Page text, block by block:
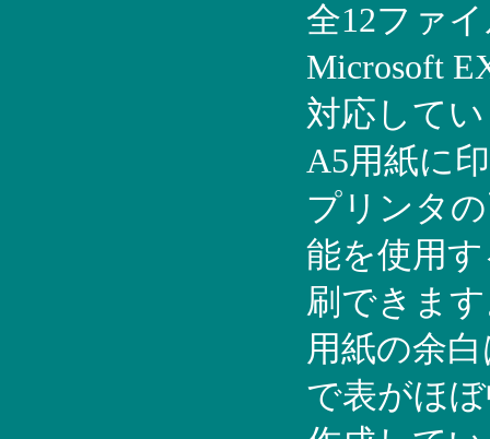
全12ファ
Microsoft
対応して
A5用紙に
プリンタ
能を使用
刷できま
用紙の余
で表がほ